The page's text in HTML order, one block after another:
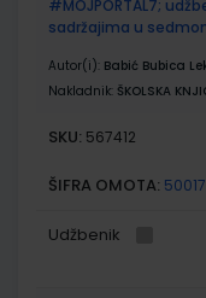
#MOJPORTAL7;
sadržajima u
Autor(i): Babić Bubica
Nakladnik: ŠKOLSKA
SKU: 567412
ŠIFRA OMOTA:
Udžbenik